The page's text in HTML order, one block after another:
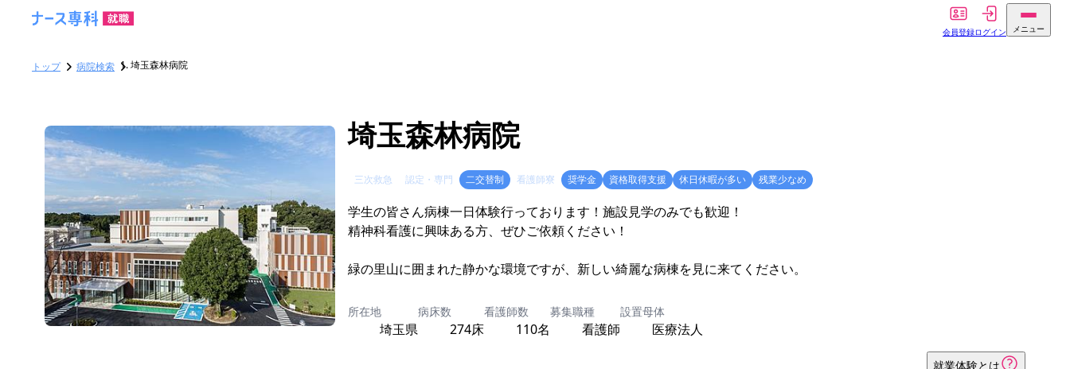
会員登録ログイン メニュー
トップ 病院検索 埼玉森林病院
埼玉森林病院
三次救急 認定・専門 二交替制 看護師寮 奨学金 資格取得支援 休日休暇が多い 残業少なめ
学生の皆さん病棟一日体験行っております！施設見学のみでも歓迎！
精神科看護に興味ある方、ぜひご依頼ください！
緑の里山に囲まれた静かな環境ですが、新しい綺麗な病棟を見に来てください。
所在地
埼玉県
病床数
274床
看護師数
110名
募集職種
看護師
設置母体
医療法人
就業体験とは